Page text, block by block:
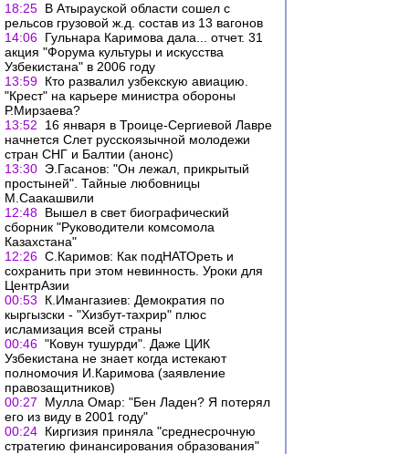
18:25 В Атырауской области сошел с
рельсов грузовой ж.д. состав из 13 вагонов
14:06 Гульнара Каримова дала... отчет. 31
акция "Форума культуры и искусства
Узбекистана" в 2006 году
13:59 Кто развалил узбекскую авиацию.
"Крест" на карьере министра обороны
Р.Мирзаева?
13:52
16 января в Троице-Сергиевой Лавре
начнется Слет русскоязычной молодежи
стран СНГ и Балтии (анонс)
13:30 Э.Гасанов: "Он лежал, прикрытый
простыней". Тайные любовницы
М.Саакашвили
12:48 Вышел в свет биографический
сборник "Руководители комсомола
Казахстана"
12:26 С.Каримов: Как подНАТОреть и
сохранить при этом невинность. Уроки для
ЦентрАзии
00:53
К.Имангазиев: Демократия по
кыргызски - "Хизбут-тахрир" плюс
исламизация всей страны
00:46 "Ковун тушурди". Даже ЦИК
Узбекистана не знает когда истекают
полномочия И.Каримова (заявление
правозащитников)
00:27
Мулла Омар: "Бен Ладен? Я потерял
его из виду в 2001 году"
00:24 Киргизия приняла "среднесрочную
стратегию финансирования образования"